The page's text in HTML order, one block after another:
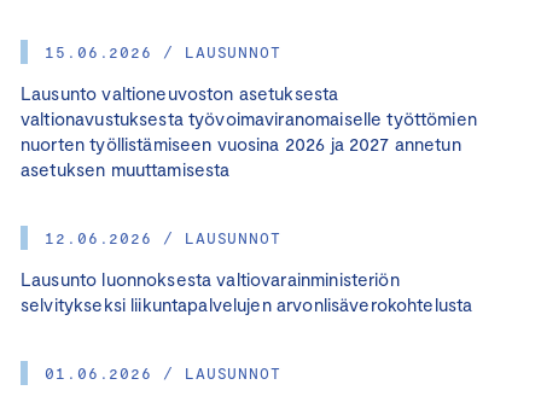
15.06.2026 / LAUSUNNOT
Lausunto valtioneuvoston asetuksesta
valtionavustuksesta työvoimaviranomaiselle työttömien
nuorten työllistämiseen vuosina 2026 ja 2027 annetun
asetuksen muuttamisesta
12.06.2026 / LAUSUNNOT
Lausunto luonnoksesta valtiovarainministeriön
selvitykseksi liikuntapalvelujen arvonlisäverokohtelusta
01.06.2026 / LAUSUNNOT